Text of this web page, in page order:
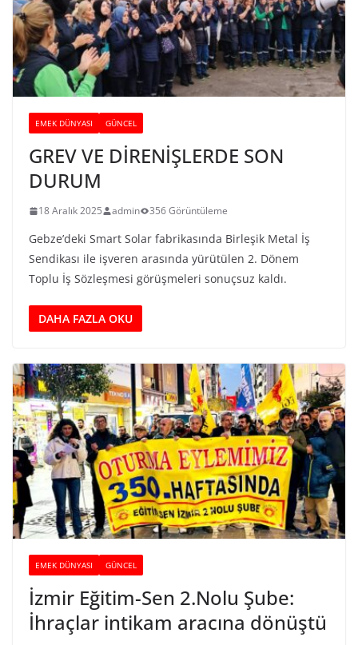
EMEK DÜNYASI GÜNCEL
GREV VE DİRENİŞLERDE SON
DURUM
18 Aralık 2025 admin 356 Görüntüleme
Gebze’deki Smart Solar fabrikasında Birleşik Metal İş
Sendikası ile işveren arasında yürütülen 2. Dönem
Toplu İş Sözleşmesi görüşmeleri sonuçsuz kaldı.
DAHA FAZLA OKU
EMEK DÜNYASI GÜNCEL
İzmir Eğitim-Sen 2.Nolu Şube:
İhraçlar intikam aracına dönüştü